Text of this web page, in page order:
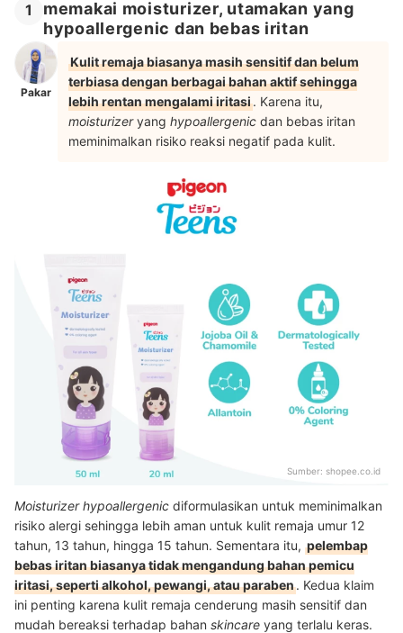
1
memakai moisturizer, utamakan yang
hypoallergenic dan bebas iritan
Pakar
Kulit remaja biasanya masih sensitif dan belum
terbiasa dengan berbagai bahan aktif sehingga
lebih rentan mengalami iritasi. Karena itu,
moisturizeryang hypoallergenic dan bebas iritan
meminimalkan risiko reaksi negatif pada kulit.
Sumber: shopee.co.id
Moisturizer hypoallergenic diformulasikan untuk meminimalkan
risiko alergi sehingga lebih aman untuk kulit remaja umur 12
tahun, 13 tahun, hingga 15 tahun. Sementara itu, pelembap
bebas iritan biasanya tidak mengandung bahan pemicu
iritasi, seperti alkohol, pewangi, atau paraben. Kedua klaim
ini penting karena kulit remaja cenderung masih sensitif dan
mudah bereaksi terhadap bahan skincare yang terlalu keras.